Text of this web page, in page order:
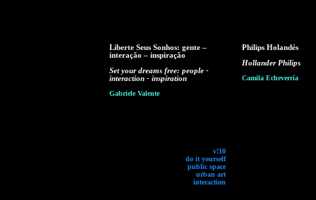
Liberte Seus Sonhos: gente –
interação – inspiração
Set your dreams free: people -
interaction - inspiration
Gabriele Valente
v!10
do it yourself
public space
urban art
interaction
Philips Holandés
Hollander Philips
Camila Echeverría